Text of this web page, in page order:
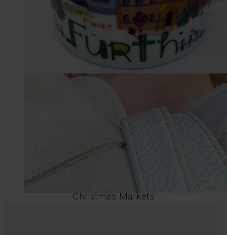
1,014
Years of History
2,000
1,500,000
Michaelis-Fair visitors
Christmas Markets